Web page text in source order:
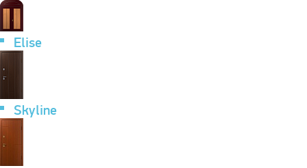
Elise
Skyline